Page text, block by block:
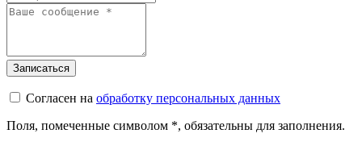
Согласен на обработку персональных данных
Поля, помеченные символом *, обязательны для заполнения.